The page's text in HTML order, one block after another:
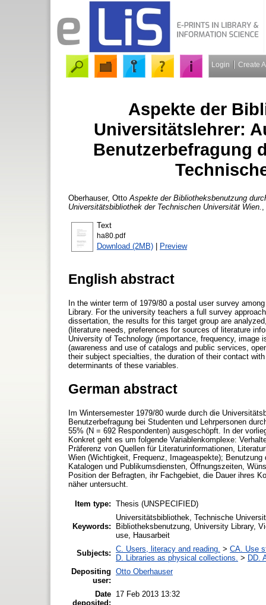
Login Create
Aspekte der
Universitätslehrer:
Benutzerbefragung
Oberhauser, Otto Aspekte der Bibliotheksbenutzung
Universitätsbibliothek der Technischen Universität Wien.
Text
ha80.pdf
Download (2MB) | Preview
English abstract
In the winter term of 1979/80 a postal user survey
Library. For the university teachers a full survey
dissertation, the results for this target group are
(literature needs, preferences for sources of literature
University of Technology (importance, frequency,
(awareness and use of catalogs and public services,
their subject specialties, the duration of their contact
determinants of these variables.
German abstract
Im Wintersemester 1979/80 wurde durch die
Benutzerbefragung bei Studenten und Lehrpersonen
55% (N = 692 Respondenten) ausgeschöpft. In der
Konkret geht es um folgende Variablenkomplexe:
Präferenz von Quellen für Literaturinformationen,
Wien (Wichtigkeit, Frequenz, Imageaspekte);
Katalogen und Publikumsdiensten, Öffnungszeiten,
Position der Befragten, ihr Fachgebiet, die Dauer ihres
näher untersucht.
Item type: Thesis (UNSPECIFIED)
Keywords:
Universitätsbibliothek, Technische
Bibliotheksbenutzung, University Library,
use, Hausarbeit
Subjects: C. Users, literacy and reading. > CA. Use
D. Libraries as physical collections. > DD.
Depositing
user:
Otto Oberhauser
Date
deposited:
17 Feb 2013 13:32